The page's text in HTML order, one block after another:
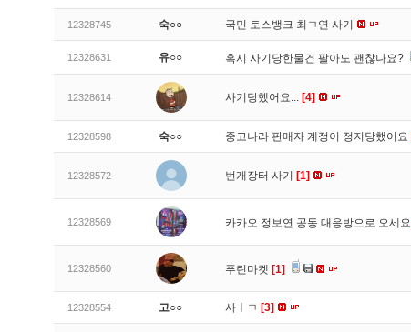
12328745 숙○○ 국민 토스뱅크 최ㄱ연 사기
12328631 유○○ 혹시 사기당한물건 팔아도 괜찮나요?
12328614 사기당했어요... [4]
12328598 숙○○ 중고나라 판매자 계정이 정지당했어요
12328572 번개장터 사기 [1]
12328569 카카오 정보연 공동 대응방으로 오세요
12328560 푸린마켓 [1]
12328554 고○○ 사ㅣㄱ [3]